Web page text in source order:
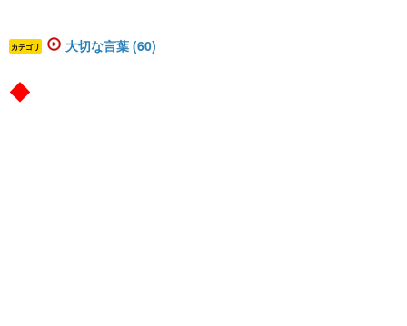
カテゴリ 大切な言葉 (60)
◆